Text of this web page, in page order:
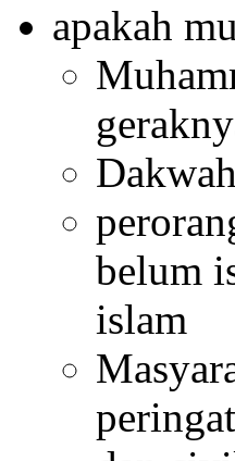
apakah
belum
islam